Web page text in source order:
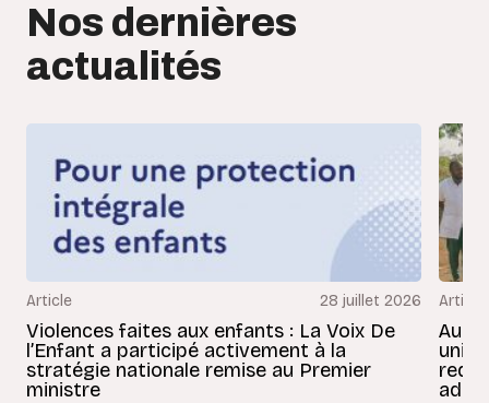
Nos dernières
actualités
Article 28 juillet 2026
Violences faites aux enfants : La Voix De
l’Enfant a participé activement à la
stratégie nationale remise au Premier
ministre
Article
Au